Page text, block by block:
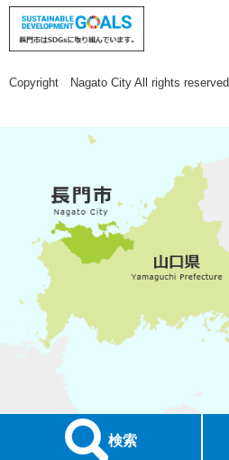
検索
Copyright Nagato City All rights reserved.